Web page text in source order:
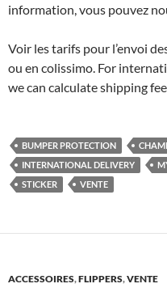
information, vous pouvez
Voir les tarifs pour l’envoi
ou en colissimo. For
we can calculate shipping
BUMPER PROTECTION
INTERNATIONAL DELIVERY
STICKER
VENTE
ACCESSOIRES,FLIPPERS,VENTE